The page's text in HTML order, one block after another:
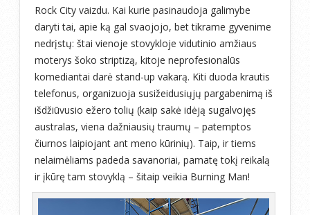
Rock City vaizdu. Kai kurie pasinaudoja galimybe
daryti tai, apie ką gal svaojojo, bet tikrame gyvenime
nedrįstų: štai vienoje stovykloje vidutinio amžiaus
moterys šoko striptizą, kitoje neprofesionalūs
komediantai darė stand-up vakarą. Kiti duoda krautis
telefonus, organizuoja susižeidusiųjų pargabenimą iš
išdžiūvusio ežero tolių (kaip sakė idėją sugalvojęs
australas, viena dažniausių traumų – patemptos
čiurnos laipiojant ant meno kūrinių). Taip, ir tiems
nelaimėliams padeda savanoriai, pamatę tokį reikalą
ir įkūrę tam stovyklą – šitaip veikia Burning Man!